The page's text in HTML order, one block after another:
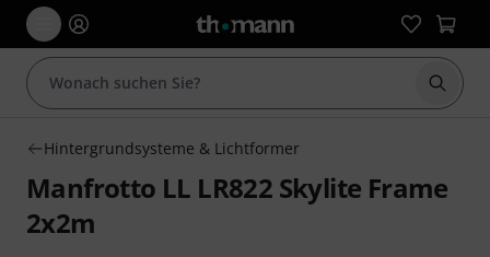
Suche
Hintergrundsysteme & Lichtformer
Manfrotto LL LR822 Skylite Frame
2x2m